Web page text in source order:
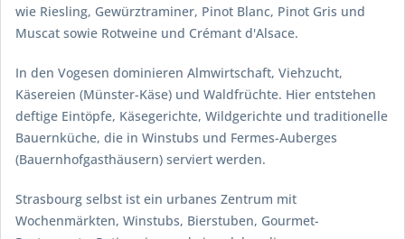
wie Riesling, Gewürztraminer, Pinot Blanc, Pinot Gris und
Muscat sowie Rotweine und Crémant d'Alsace.
In den Vogesen dominieren Almwirtschaft, Viehzucht,
Käsereien (Münster-Käse) und Waldfrüchte. Hier entstehen
deftige Eintöpfe, Käsegerichte, Wildgerichte und traditionelle
Bauernküche, die in Winstubs und Fermes-Auberges
(Bauernhofgasthäusern) serviert werden.
Strasbourg selbst ist ein urbanes Zentrum mit
Wochenmärkten, Winstubs, Bierstuben, Gourmet-